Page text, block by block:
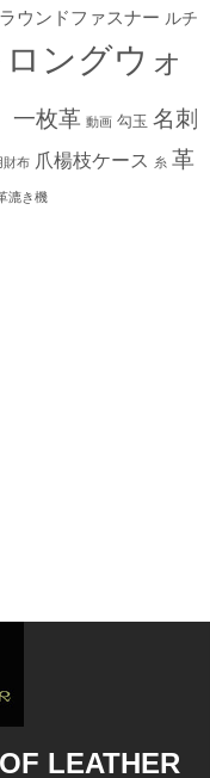
ラウンドファスナー ルチ
ロングウォ
一枚革 動画 勾玉 名刺
財布 爪楊枝ケース 糸 革
漉き機
LEATHER